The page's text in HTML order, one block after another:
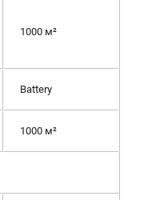
1000 м²
Battery
1000 м²